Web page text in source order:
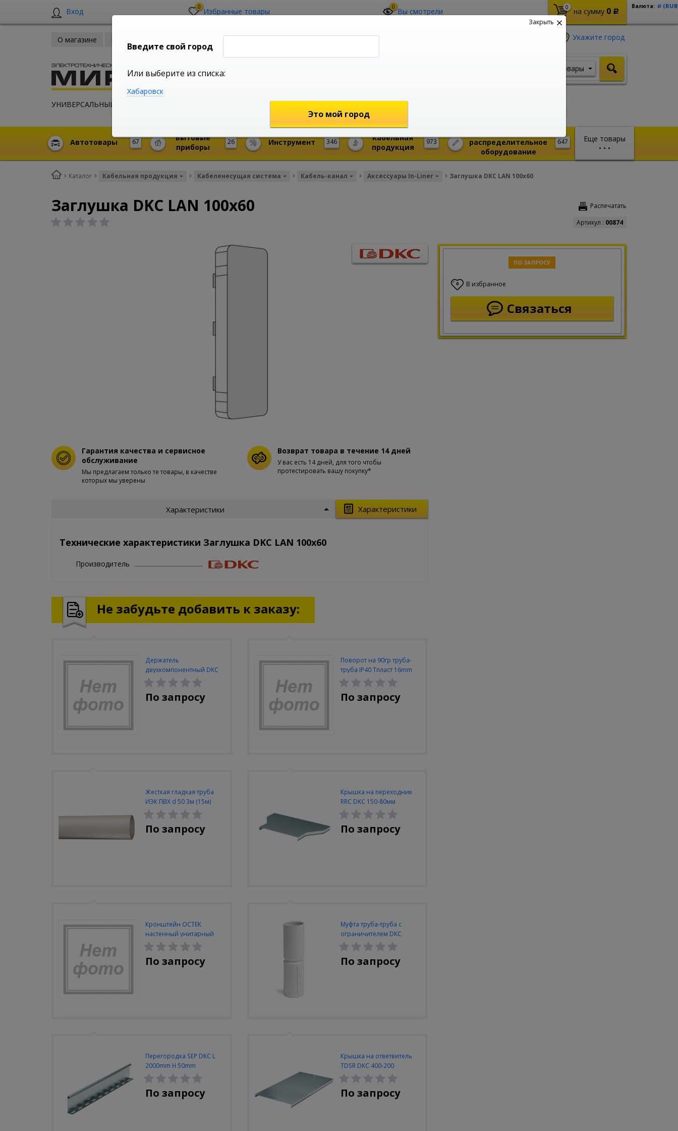
Вход 0 Избранные товары 0 Вы смотрели 0 на сумму 0 Р
Валюта: Р
О магазине
УНИВЕРСАЛЬНЫЙ ИНТЕРНЕТ МАГАЗИН
Укажите город
shop@mireks.ru
Товары
Еще товары
• • •
67
Автотовары 26
Бытовые
приборы
346
Инструмент 973
Кабельная
продукция
647
распределительное
оборудование
Каталог Кабельная продукция Кабеленесущая система Кабель-канал Аксессуары In-Liner Заглушка DKC LAN 100x60
Распечатать
Заглушка DKC LAN 100x60
Артикул : 00874
ПО ЗАПРОСУ
0 В избранное
Связаться
Гарантия качества и сервисное
обслуживание
Мы предлагаем только те товары, в качестве
которых мы уверены
Возврат товара в течение 14 дней
У вас есть 14 дней, для того чтобы
протестировать вашу покупку*
Характеристики
Характеристики
Технические характеристики Заглушка DKC LAN 100x60
Производитель
Не забудьте добавить к заказу:
Держатель
двухкомпонентный DKC
32мм (100шт/упак)
По запросу
Поворот на 90гр труба-
труба IP40 Тпласт 16mm
разъемный
По запросу
Жесткая гладкая труба
ИЭК ПВХ d 50 3м (15м)
По запросу
Крышка на переходник
RRC DKC 150-80мм
По запросу
Кронштейн ОСТЕК
настенный унитарный
100мм
По запросу
Муфта труба-труба с
ограничителем DKC
63mm IP40
По запросу
Перегородка SEP DKC L
2000mm H 50mm
По запросу
Крышка на ответвитель
TDSR DKC 400-200
По запросу
Закрыть
Введите свой город
Или выберите из списка:
Хабаровск
Это мой город